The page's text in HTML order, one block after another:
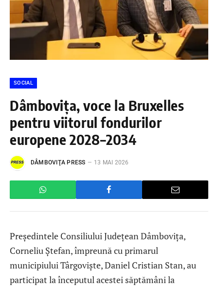
SOCIAL
Dâmbovița, voce la Bruxelles
pentru viitorul fondurilor
europene 2028–2034
DÂMBOVIŢA PRESS 13 MAI 2026
Președintele Consiliului Județean Dâmbovița,
Corneliu Ștefan, împreună cu primarul
municipiului Târgoviște, Daniel Cristian Stan, au
participat la începutul acestei săptămâni la